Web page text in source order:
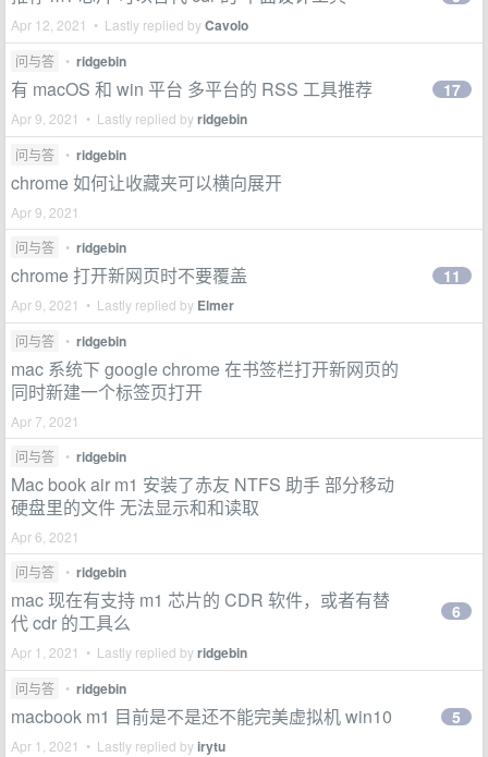
Apr 12, 2021 • Lastly replied byCavolo
问与答 • ridgebin
有 macOS 和 win 平台 多平台的 RSS 工具推荐
Apr 9, 2021 • Lastly replied byridgebin
17
问与答 • ridgebin
chrome 如何让收藏夹可以横向展开
Apr 9, 2021
问与答
• ridgebin
chrome 打开新网页时不要覆盖
Apr 9, 2021 • Lastly replied by Elmer
11
问与答 • ridgebin
mac 系统下 google chrome 在书签栏打开新网页的
同时新建一个标签页打开
Apr 7, 2021
问与答
• ridgebin
Mac book air m1 安装了赤友 NTFS 助手 部分移动
硬盘里的文件 无法显示和和读取
Apr 6, 2021
问与答
• ridgebin
mac 现在有支持 m1 芯片的 CDR 软件，或者有替
代 cdr 的工具么
Apr 1, 2021 • Lastly replied byridgebin
6
问与答 • ridgebin
macbook m1 目前是不是还不能完美虚拟机 win10
Apr 1, 2021 • Lastly replied byirytu
5